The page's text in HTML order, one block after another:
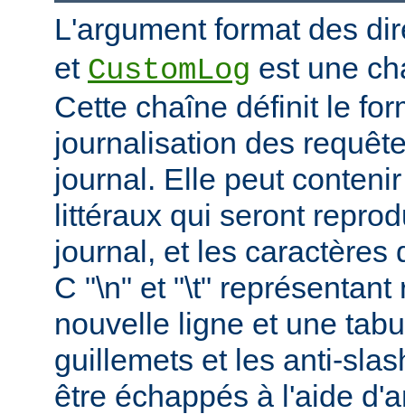
L'argument format des
et CustomLog est une
Cette chaîne définit le
journalisation des
journal. Elle peut
littéraux qui seront
journal, et les caractères
C "\n" et "\t"
nouvelle ligne et une
guillemets et les anti-
être échappés à l'aide